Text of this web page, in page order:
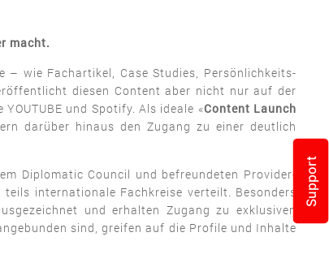
macht.
wie Fachartikel, Case Studies, Persönlichkeits-
diesen Content aber nicht nur auf der
und Spotify. Als ideale «Content Launch
darüber hinaus den Zugang zu einer deutlich
Diplomatic Council und befreundeten Provider-
internationale Fachkreise verteilt. Besonders
und erhalten Zugang zu exklusiven
sind, greifen auf die Profile und Inhalte
Support